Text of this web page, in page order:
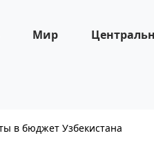
Мир
в бюджет Узбекистана